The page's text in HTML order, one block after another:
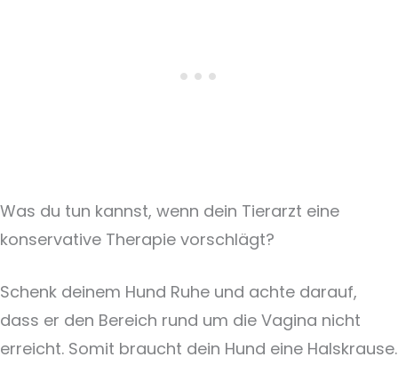
Was du tun kannst, wenn dein Tierarzt eine
konservative Therapie vorschlägt?
Schenk deinem Hund Ruhe und achte darauf,
dass er den Bereich rund um die Vagina nicht
erreicht. Somit braucht dein Hund eine Halskrause.